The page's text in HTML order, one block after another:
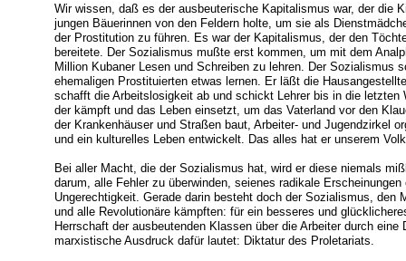
Wir wissen, daß es der ausbeuterische Kapitalismus war, der die
jungen Bäuerinnen von den Feldern holte, um sie als
der Prostitution zu führen. Es war der Kapitalismus, der den
bereitete. Der Sozialismus mußte erst kommen, um mit dem
Million Kubaner Lesen und Schreiben zu lehren. Der Sozialismus
ehemaligen Prostituierten etwas lernen. Er läßt die
schafft die Arbeitslosigkeit ab und schickt Lehrer bis in die
der kämpft und das Leben einsetzt, um das Vaterland vor den
der Krankenhäuser und Straßen baut, Arbeiter- und Jugendzirkel
und ein kulturelles Leben entwickelt. Das alles hat er unserem
Bei aller Macht, die der Sozialismus hat, wird er diese niemals
darum, alle Fehler zu überwinden, seienes radikale
Ungerechtigkeit. Gerade darin besteht doch der Sozialismus, den
und alle Revolutionäre kämpften: für ein besseres und
Herrschaft der ausbeutenden Klassen über die Arbeiter durch
marxistische Ausdruck dafür lautet: Diktatur des Proletariats.